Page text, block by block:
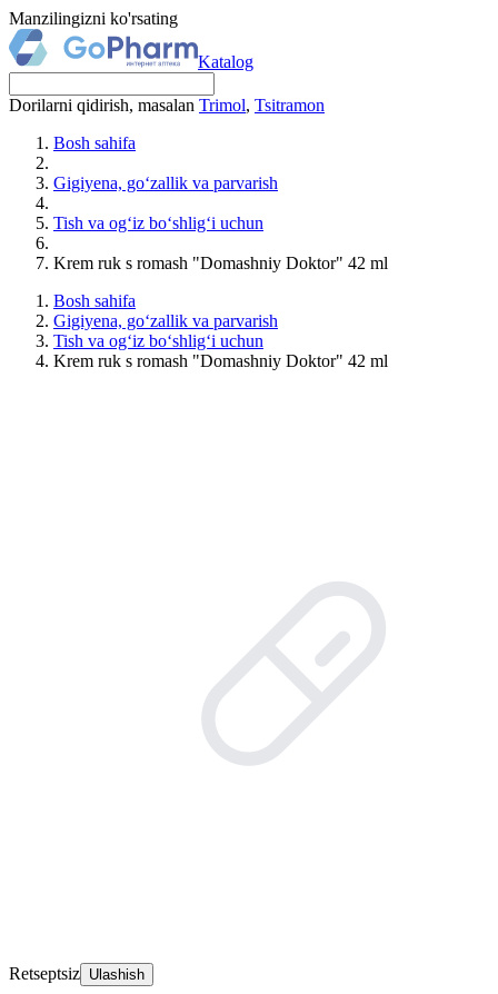
Manzilingizni ko'rsating
Katalog
Dorilarni qidirish, masalan Trimol, Tsitramon
Bosh sahifa
Gigiyena, go‘zallik va parvarish
Tish va og‘iz bo‘shlig‘i uchun
Krem ruk s romash "Domashniy Doktor" 42 ml
Bosh sahifa
Gigiyena, go‘zallik va parvarish
Tish va og‘iz bo‘shlig‘i uchun
Krem ruk s romash "Domashniy Doktor" 42 ml
Retseptsiz Ulashish